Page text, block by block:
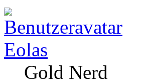
Eolas
Gold Nerd